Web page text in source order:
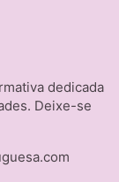
dedicada
Deixe-se